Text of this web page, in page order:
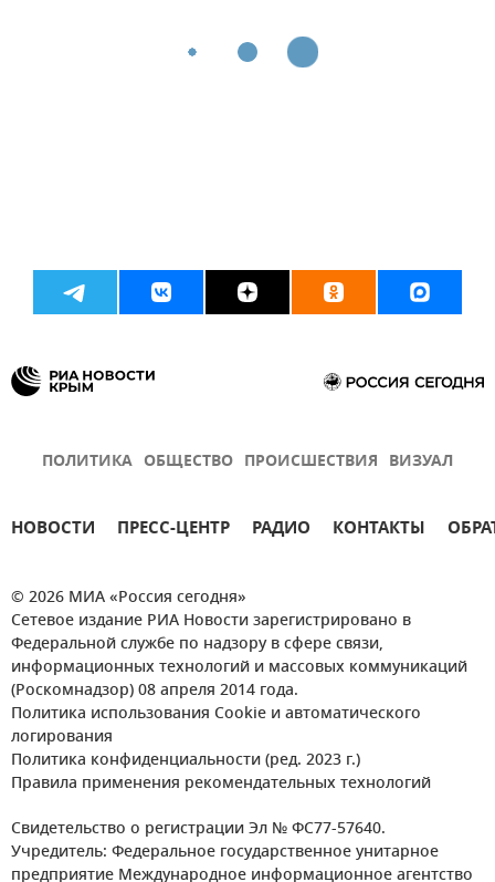
ПОЛИТИКА ОБЩЕСТВО ПРОИСШЕСТВИЯ ВИЗУАЛ
НОВОСТИ ПРЕСС-ЦЕНТР РАДИО КОНТАКТЫ
© 2026 МИА «Россия сегодня»
Сетевое издание РИА Новости зарегистрировано в
Федеральной службе по надзору в сфере связи,
информационных технологий и массовых коммуникаций
(Роскомнадзор) 08 апреля 2014 года.
Политика использования Cookie и автоматического
логирования
Политика конфиденциальности (ред. 2023 г.)
Правила применения рекомендательных технологий
Свидетельство о регистрации Эл № ФС77-57640.
Учредитель: Федеральное государственное унитарное
предприятие Международное информационное агентство